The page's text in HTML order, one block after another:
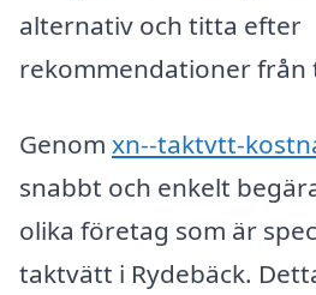
alternativ och titta efter
rekommendationer från
Genom xn--taktvtt-
snabbt och enkelt
olika företag som är
taktvätt i Rydebäck.